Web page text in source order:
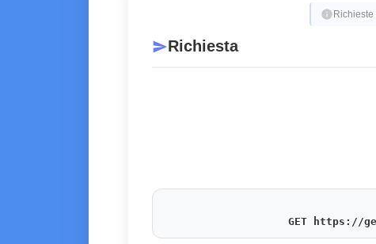
info
sendRichiesta
GET https://